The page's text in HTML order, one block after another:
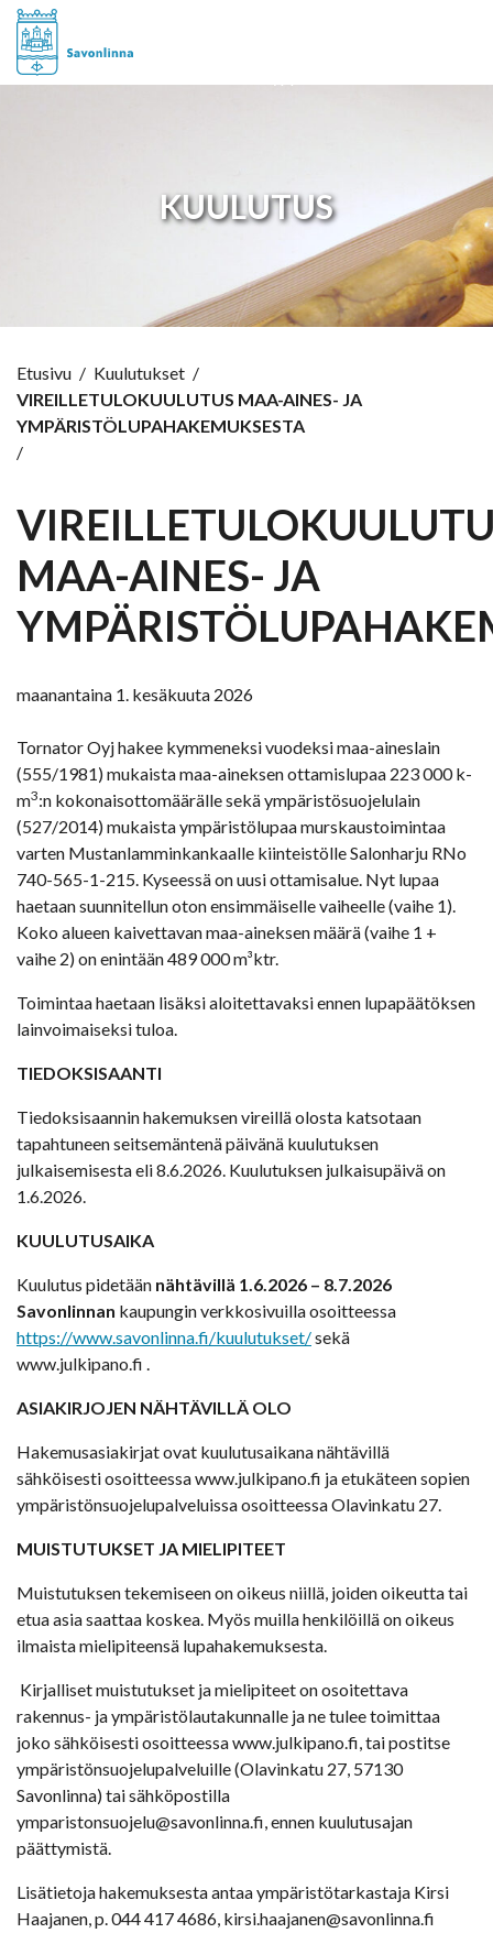
KUULUTUS
Etusivu / Kuulutukset /
VIREILLETULOKUULUTUS MAA-AINES- JA
YMPÄRISTÖLUPAHAKEMUKSESTA
/
MAA-AINES- JA
maanantaina 1. kesäkuuta 2026
Tornator Oyj hakee kymmeneksi vuodeksi maa-aineslain
(555/1981) mukaista maa-aineksen ottamislupaa 223 000 k-
m3:n kokonaisottomäärälle sekä ympäristösuojelulain
(527/2014) mukaista ympäristölupaa murskaustoimintaa
varten Mustanlamminkankaalle kiinteistölle Salonharju RNo
740-565-1-215. Kyseessä on uusi ottamisalue. Nyt lupaa
haetaan suunnitellun oton ensimmäiselle vaiheelle (vaihe 1).
Koko alueen kaivettavan maa-aineksen määrä (vaihe 1 +
vaihe 2) on enintään 489 000 m³ktr.
Toimintaa haetaan lisäksi aloitettavaksi ennen lupapäätöksen
lainvoimaiseksi tuloa.
TIEDOKSISAANTI
Tiedoksisaannin hakemuksen vireillä olosta katsotaan
tapahtuneen seitsemäntenä päivänä kuulutuksen
julkaisemisesta eli 8.6.2026. Kuulutuksen julkaisupäivä on
1.6.2026.
KUULUTUSAIKA
Kuulutus pidetään nähtävillä 1.6.2026 – 8.7.2026
Savonlinnan kaupungin verkkosivuilla osoitteessa
https://www.savonlinna.fi/kuulutukset/sekä
www.julkipano.fi .
ASIAKIRJOJEN NÄHTÄVILLÄ OLO
Hakemusasiakirjat ovat kuulutusaikana nähtävillä
sähköisesti osoitteessa www.julkipano.fi ja etukäteen sopien
ympäristönsuojelupalveluissa osoitteessa Olavinkatu 27.
MUISTUTUKSET JA MIELIPITEET
Muistutuksen tekemiseen on oikeus niillä, joiden oikeutta tai
etua asia saattaa koskea. Myös muilla henkilöillä on oikeus
ilmaista mielipiteensä lupahakemuksesta.
Kirjalliset muistutukset ja mielipiteet on osoitettava
rakennus- ja ympäristölautakunnalle ja ne tulee toimittaa
joko sähköisesti osoitteessa www.julkipano.fi, tai postitse
ympäristönsuojelupalveluille (Olavinkatu 27, 57130
Savonlinna) tai sähköpostilla
ymparistonsuojelu@savonlinna.fi, ennen kuulutusajan
päättymistä.
Lisätietoja hakemuksesta antaa ympäristötarkastaja Kirsi
Haajanen, p. 044 417 4686, kirsi.haajanen@savonlinna.fi